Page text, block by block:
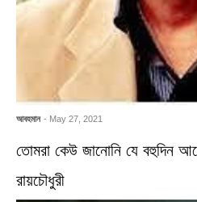
আবহমান - May 27, 2021
তোমরা কেউ জানোনি যে বহুদিন
রায়চৌধুরী